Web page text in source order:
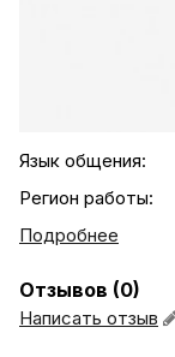
.agency-list-details
Язык общения:
Регион работы:
Подробнее
Отзывов (0)
Написать отзыв